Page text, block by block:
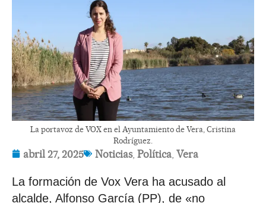
La portavoz de VOX en el Ayuntamiento de Vera, Cristina
Rodríguez.
abril 27, 2025 Noticias, Política Vera
La formación de Vox Vera ha acusado al
alcalde, Alfonso García (PP), de «no